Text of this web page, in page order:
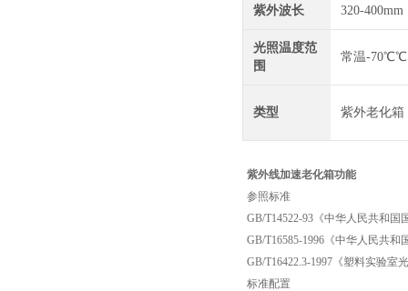
紫外波长 320-400mm
光照温度范
围
常温-70℃℃
类型 紫外老化箱
紫外线加速老化箱功能
参照标准
GB/T14522-93《中华人民共和
GB/T16585-1996《中华人民共
GB/T16422.3-1997《塑料实验室
标准配置